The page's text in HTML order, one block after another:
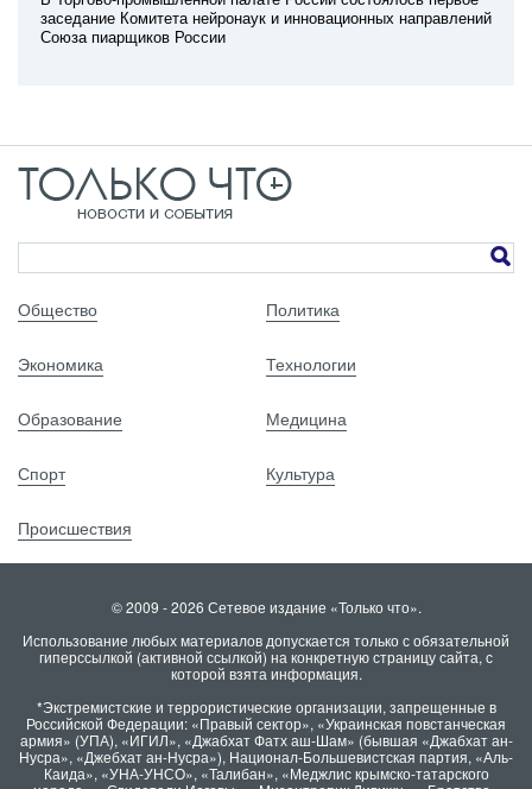
заседание Комитета нейронаук и инновационных направлений
Союза пиарщиков России
Общество Политика
Экономика Технологии
Образование Медицина
Спорт Культура
Происшествия
© 2009 - 2026 Сетевое издание «Только что».
Использование любых материалов допускается только с обязательной
гиперссылкой (активной ссылкой) на конкретную страницу сайта, с
которой взята информация.
*Экстремистские и террористические организации, запрещенные в
Российской Федерации: «Правый сектор», «Украинская повстанческая
армия» (УПА), «ИГИЛ», «Джабхат Фатх аш-Шам» (бывшая «Джабхат ан-
Нусра», «Джебхат ан-Нусра»), Национал-Большевистская партия, «Аль-
Каида», «УНА-УНСО», «Талибан», «Меджлис крымско-татарского